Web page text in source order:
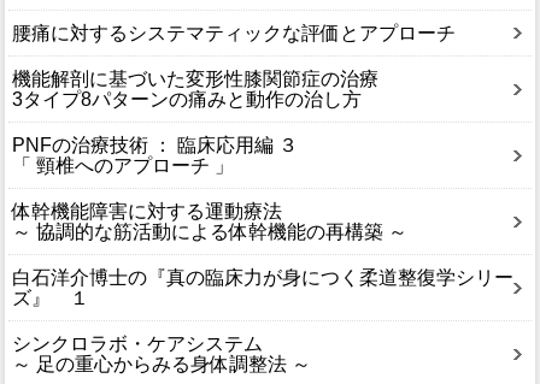
腰痛に対するシステマティックな評価とアプローチ
機能解剖に基づいた変形性膝関節症の治療
3タイプ8パターンの痛みと動作の治し方
PNFの治療技術 ： 臨床応用編 ３
「 頸椎へのアプローチ 」
体幹機能障害に対する運動療法
～ 協調的な筋活動による体幹機能の再構築 ～
白石洋介博士の『真の臨床力が身につく柔道整復学シリー
ズ』 １
シンクロラボ・ケアシステム
～ 足の重心からみる身体調整法 ～